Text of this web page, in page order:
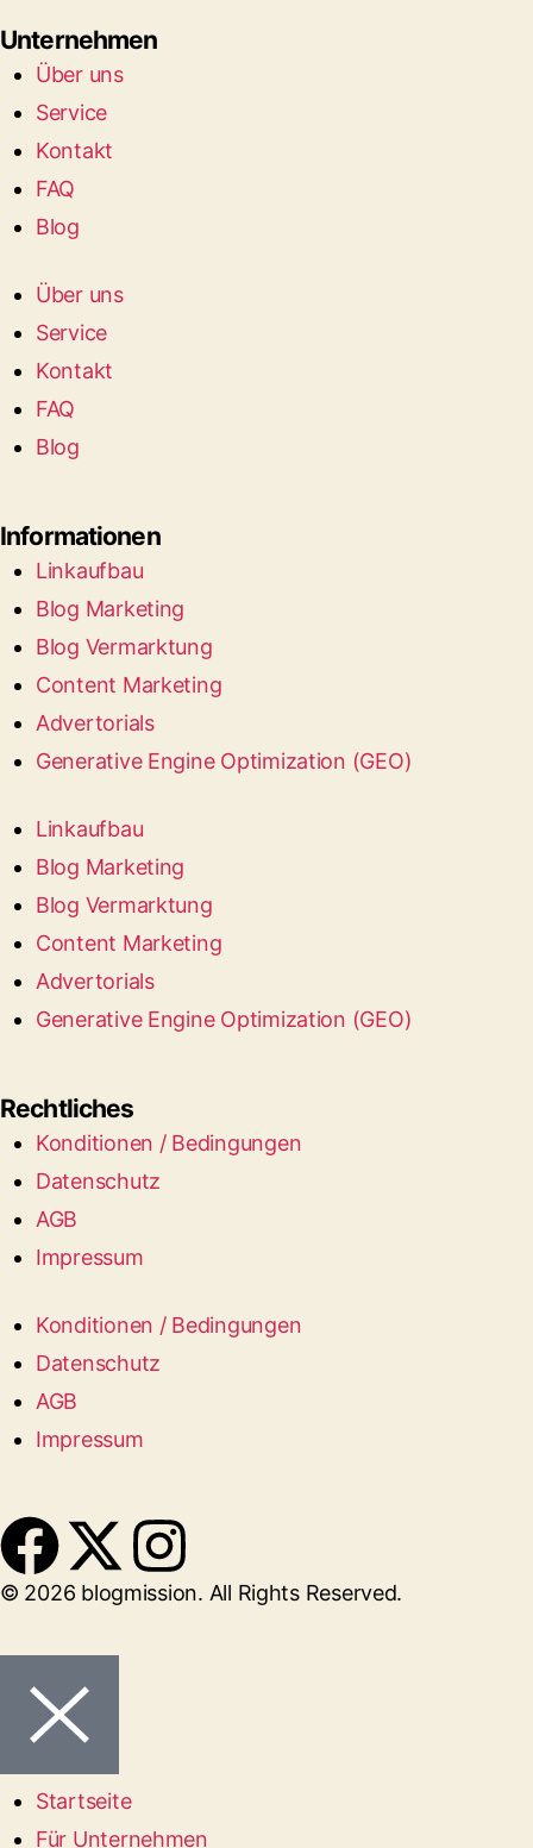
Unternehmen
Über uns
Service
Kontakt
FAQ
Blog
Über uns
Service
Kontakt
FAQ
Blog
Informationen
Linkaufbau
Blog Marketing
Blog Vermarktung
Content Marketing
Advertorials
Generative Engine Optimization (GEO)
Linkaufbau
Blog Marketing
Blog Vermarktung
Content Marketing
Advertorials
Generative Engine Optimization (GEO)
Rechtliches
Konditionen / Bedingungen
Datenschutz
AGB
Impressum
Konditionen / Bedingungen
Datenschutz
AGB
Impressum
© 2026 blogmission. All Rights Reserved.
Startseite
Für Unternehmen